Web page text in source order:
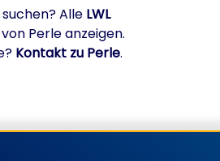
Alle LWL
von Perle anzeigen.
Kontakt zu Perle.